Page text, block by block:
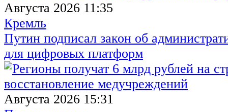
Августа 2026 11:35
Кремль
Путин подписал закон об
для цифровых платформ
Августа 2026 15:31